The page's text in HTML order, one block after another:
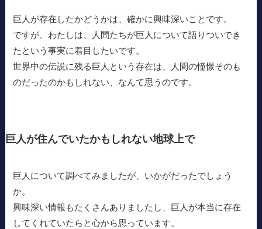
巨人が存在したかどうかは、確かに興味深いことです。
ですが、わたしは、人間たちが巨人について語りついでき
たという事実に着目したいです。
世界中の伝説に残る巨人という存在は、人間の憧憬そのも
のだったのかもしれない、なんて思うのです。
巨人が住んでいたかもしれない地球上で
巨人について調べてみましたが、いかがだったでしょう
か。
興味深い情報もたくさんありましたし、巨人が本当に存在
してくれていたらと心から思っています。